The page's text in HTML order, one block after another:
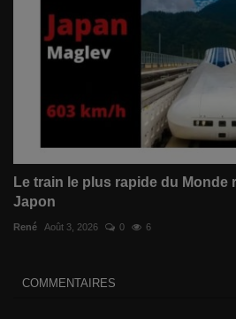
Le train le plus rapide du Monde
Japon
René Août 3, 2026 0 6
COMMENTAIRES